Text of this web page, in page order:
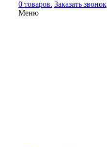
0 товаров. Заказать звонок
Меню